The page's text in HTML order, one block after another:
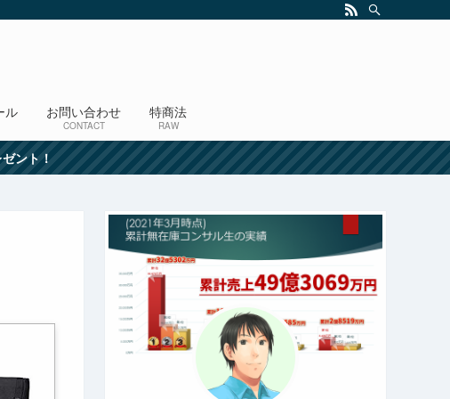
ル お問い合わせ
CONTACT
特商法
RAW
ント！